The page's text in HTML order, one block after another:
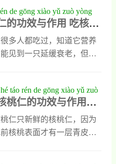
调各
人们眼中的不治之症很多
此而失去生命，而且在临
有好的有效治疗方式，但
有用青核桃皮治疗癌症的
彻底根
桃有什么好处1.吃核桃有
民间有个说法就是吃上一
能睡个好觉，如果你有失
以在睡着吃几个核桃，这
，不过睡前是不能吃太多
得太多反而会影响睡眠，只
把就可以了。 2吃核桃有
核桃有有很多饱和的脂肪酸
de gōng xiào yǔ zuò yòng
rén de hǎo chù
的功效与作用 吃核桃
处
多人都吃过，知道它营养
见到一只延缓衰老，但对
今天我就带大家走近核桃
大家对它的功效多一些了
让人们清楚了解吃核桃仁
核桃仁的功效与作用1、预
táo rén de gōng xiào yǔ zuò
jì
桃仁的功效与作用及
仁只新鲜的核桃仁，因为
核桃表面才有一层青皮，